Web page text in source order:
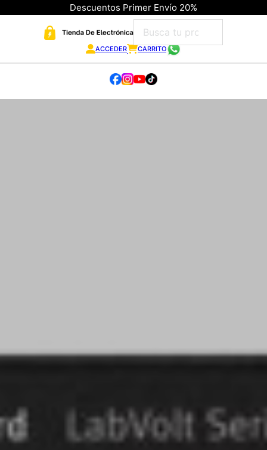
Descuentos Primer Envío 20%
ACCEDER CARRITO